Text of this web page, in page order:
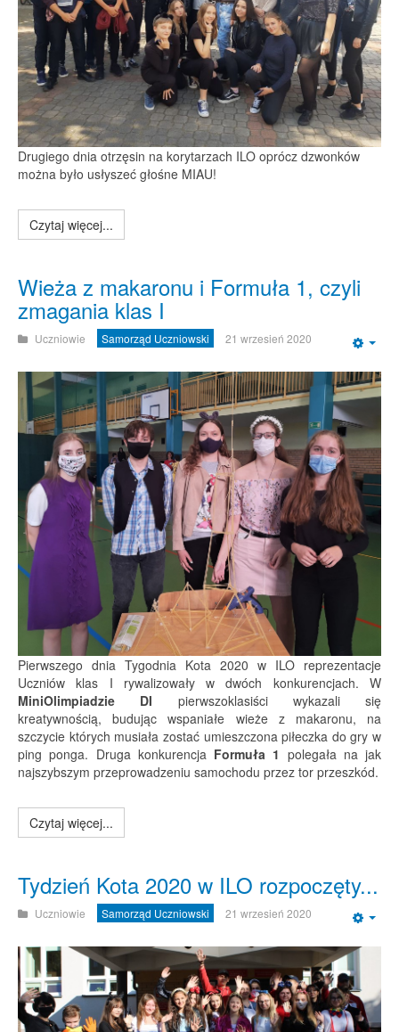
Drugiego dnia otrzęsin na korytarzach ILO oprócz dzwonków
można było usłyszeć głośne MIAU!
Czytaj więcej...
Wieża z makaronu i Formuła 1, czyli
zmagania klas I
Uczniowie Samorząd Uczniowski 21 wrzesień 2020
Pierwszego dnia Tygodnia Kota 2020 w ILO reprezentacje
Uczniów klas I rywalizowały w dwóch konkurencjach. W
MiniOlimpiadzie DI pierwszoklasiści wykazali się
kreatywnością, budując wspaniałe wieże z makaronu, na
szczycie których musiała zostać umieszczona piłeczka do gry w
ping ponga. Druga konkurencja Formuła 1 polegała na jak
najszybszym przeprowadzeniu samochodu przez tor przeszkód.
Czytaj więcej...
Tydzień Kota 2020 w ILO rozpoczęty...
Uczniowie Samorząd Uczniowski 21 wrzesień 2020